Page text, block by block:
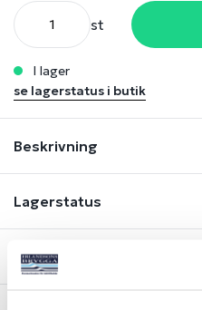
st
i lager
se lagerstatus i butik
Beskrivning
Lagerstatus
Fråga om produkt